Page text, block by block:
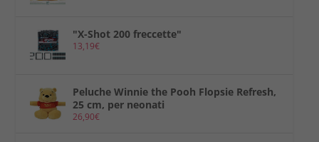
"X-Shot 200 freccette"
13,19€
Peluche Winnie the Pooh Flopsie Refresh,
25 cm, per neonati
26,90€